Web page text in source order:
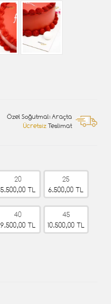
Özel Soğutmalı Araçta
Ücretsiz Teslimat
20
5.500,00 TL
25
6.500,00 TL
40
9.500,00 TL
45
10.500,00 TL